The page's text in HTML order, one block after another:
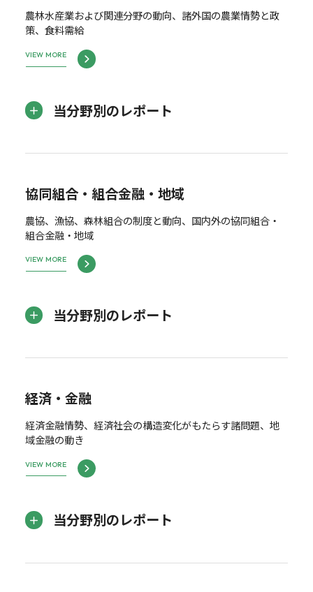
農林水産業および関連分野の動向、諸外国の農業情勢と政
策、食料需給
VIEW MORE
当分野別のレポート
協同組合・組合金融・地域
農協、漁協、森林組合の制度と動向、国内外の協同組合・
組合金融・地域
VIEW MORE
当分野別のレポート
経済・金融
経済金融情勢、経済社会の構造変化がもたらす諸問題、地
域金融の動き
VIEW MORE
当分野別のレポート